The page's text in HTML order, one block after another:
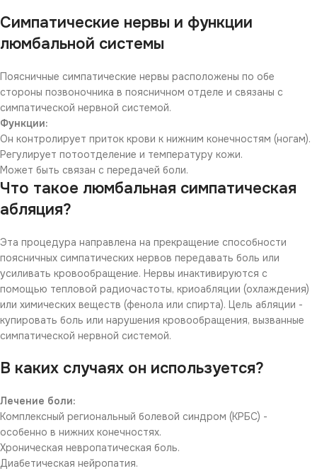
Симпатические нервы и функции
люмбальной системы
Поясничные симпатические нервы расположены по обе
стороны позвоночника в поясничном отделе и связаны с
симпатической нервной системой.
Функции:
Он контролирует приток крови к нижним конечностям (ногам).
Регулирует потоотделение и температуру кожи.
Может быть связан с передачей боли.
Что такое люмбальная симпатическая
абляция?
Эта процедура направлена на прекращение способности
поясничных симпатических нервов передавать боль или
усиливать кровообращение. Нервы инактивируются с
помощью тепловой радиочастоты, криоабляции (охлаждения)
или химических веществ (фенола или спирта). Цель абляции -
купировать боль или нарушения кровообращения, вызванные
симпатической нервной системой.
В каких случаях он используется?
Лечение боли:
Комплексный региональный болевой синдром (КРБС) -
особенно в нижних конечностях.
Хроническая невропатическая боль.
Диабетическая нейропатия.